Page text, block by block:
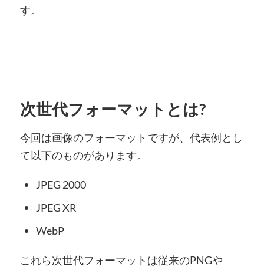
す。
次世代フォーマットとは?
今回は画像のフォーマットですが、代表例とし
て以下のものがあります。
JPEG 2000
JPEG XR
WebP
これら次世代フォーマットは従来のPNGや